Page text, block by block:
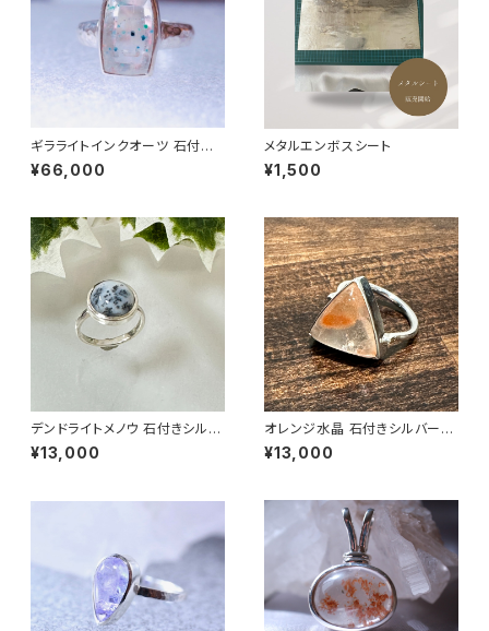
ギラライトインクオーツ 石付き
シルバーリング | 石彩-木目金・
高級シルバーリング
¥66,000
メタルエンボスシート
¥1,500
デンドライトメノウ 石付きシルバ
ーリング | 石彩-木目金・高級シ
ルバーリング
¥13,000
オレンジ水晶 石付きシルバーリ
ング |石彩-木目金・高級シルバ
ーリング
¥13,000